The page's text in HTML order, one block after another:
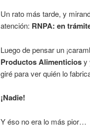
Un rato más tarde, y
atención: RNPA: en
Luego de pensar un
Productos Alimenticiosy
giré para ver quién lo
¡Nadie!
Y éso no era lo más pior…